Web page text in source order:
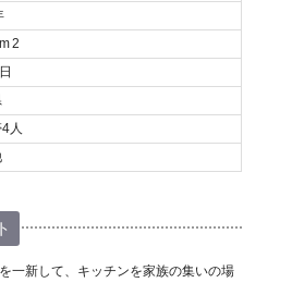
2
人
一新して、キッチンを家族の集いの場